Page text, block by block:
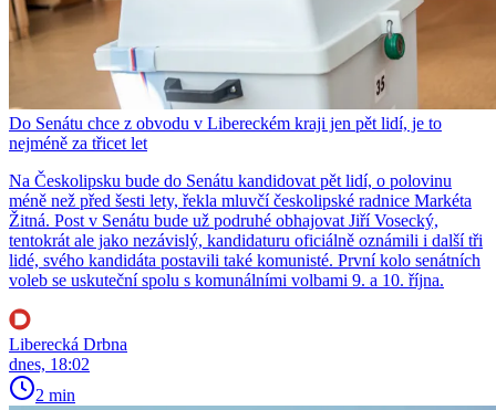
Do Senátu chce z obvodu v Libereckém kraji jen pět lidí, je to
nejméně za třicet let
Na Českolipsku bude do Senátu kandidovat pět lidí, o polovinu
méně než před šesti lety, řekla mluvčí českolipské radnice Markéta
Žitná. Post v Senátu bude už podruhé obhajovat Jiří Vosecký,
tentokrát ale jako nezávislý, kandidaturu oficiálně oznámili i další tři
lidé, svého kandidáta postavili také komunisté. První kolo senátních
voleb se uskuteční spolu s komunálními volbami 9. a 10. října.
Liberecká Drbna
dnes, 18:02
2 min